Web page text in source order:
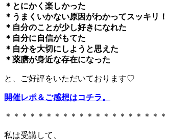
＊とにかく楽しかった
＊うまくいかない原因がわかってスッキリ！
＊自分のことが少し好きになれた
＊自分に自信がもてた
＊自分を大切にしようと思えた
＊薬膳が身近な存在になった
と、ご好評をいただいております♡
開催レポ＆ご感想はコチラ。
＊＊＊＊＊＊＊＊＊＊＊＊＊＊＊＊＊＊＊＊
私は受講して、